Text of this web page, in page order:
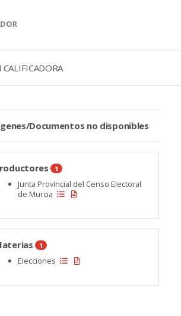
Documentos no disponibles
1
Junta Provincial del Censo Electoral
de Murcia
1
Elecciones